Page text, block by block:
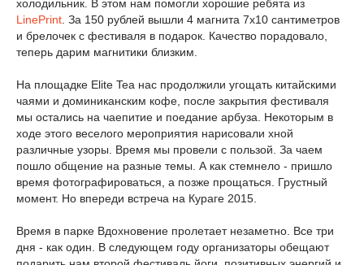
холодильник. В этом нам помогли хорошие ребята из
LinePrint . За 150 рублей вышли 4 магнита 7х10 сантиметров
и брелочек с фестиваля в подарок. Качество порадовало,
теперь дарим магнитики близким.
На площадке Elite Tea нас продолжили угощать китайскими
чаями и доминиканским кофе, после закрытия фестиваля
мы остались на чаепитие и поедание арбуза. Некоторым в
ходе этого веселого мероприятия нарисовали хной
различные узоры. Время мы провели с пользой. За чаем
пошло общение на разные темы. А как стемнело - пришло
время фотографироваться, а позже прощаться. Грустный
момент. Но впереди встреча на Кураге 2015.
Время в парке Вдохновение пролетает незаметно. Все три
дня - как один. В следующем году организаторы обещают